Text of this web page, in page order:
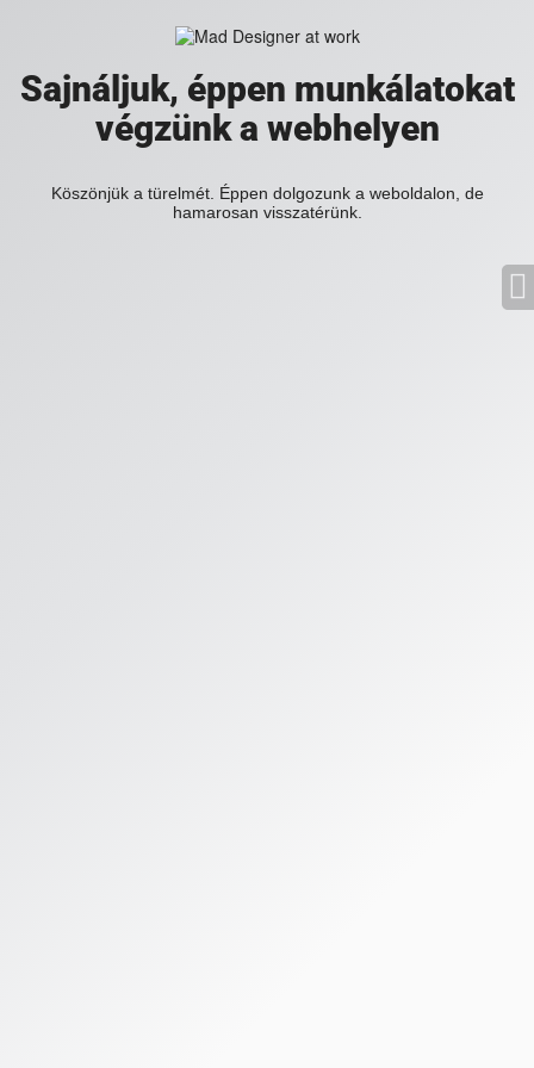
Sajnáljuk, éppen munkálatokat
végzünk a webhelyen
Köszönjük a türelmét. Éppen dolgozunk a weboldalon, de
hamarosan visszatérünk.